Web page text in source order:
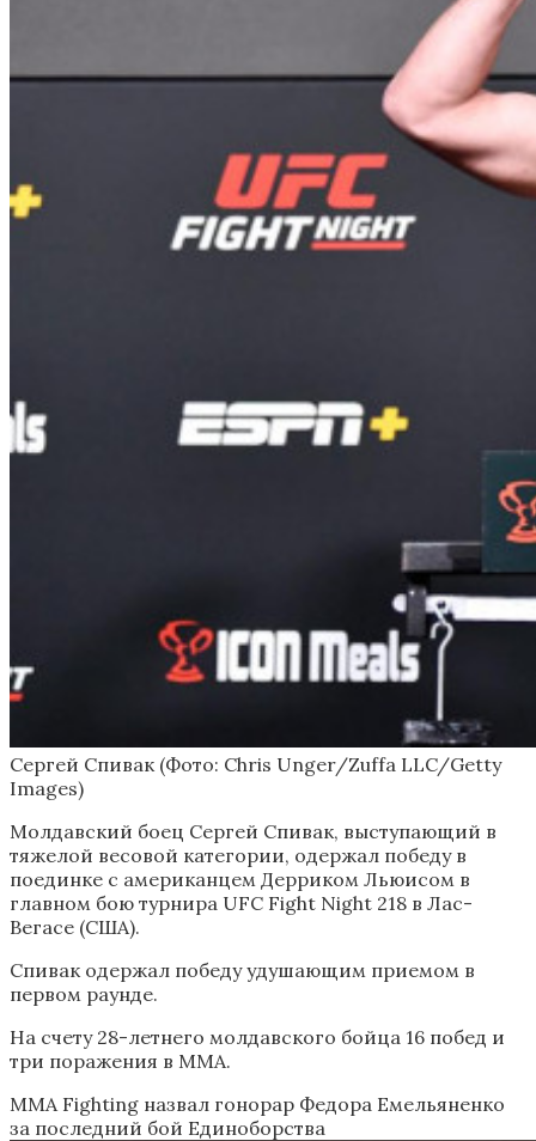
Сергей Спивак (Фото: Chris Unger/Zuffa LLC/Getty
Images)
Молдавский боец Сергей Спивак, выступающий в
тяжелой весовой категории, одержал победу в
поединке с американцем Дерриком Льюисом в
главном бою турнира UFC Fight Night 218 в Лас-
Вегасе (США).
Спивак одержал победу удушающим приемом в
первом раунде.
На счету 28-летнего молдавского бойца 16 побед и
три поражения в ММА.
MMA Fighting назвал гонорар Федора Емельяненко
за последний бой Единоборства